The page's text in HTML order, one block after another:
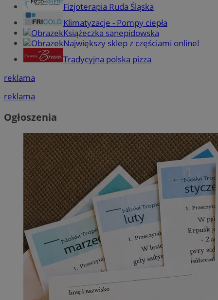
Fizjoterapia Ruda Śląska
Klimatyzacje - Pompy ciepła
Książeczka sanepidowska
Największy sklep z częściami online!
Tradycyjna polska pizza
reklama
reklama
Ogłoszenia